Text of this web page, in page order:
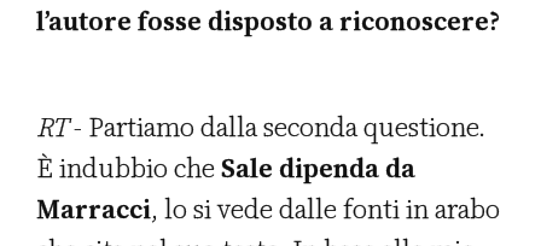
l’autore fosse disposto a riconoscere?
RT- Partiamo dalla seconda questione.
È indubbio cheSale dipenda da
Marracci, lo si vede dalle fonti in arabo